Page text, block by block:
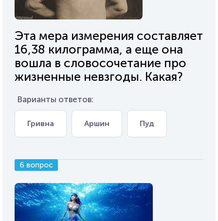
Эта мера измерения составляет
16,38 килограмма, а еще она
вошла в словосочетание про
жизненные невзгоды. Какая?
Варианты ответов:
Гривна Аршин Пуд
6 вопрос